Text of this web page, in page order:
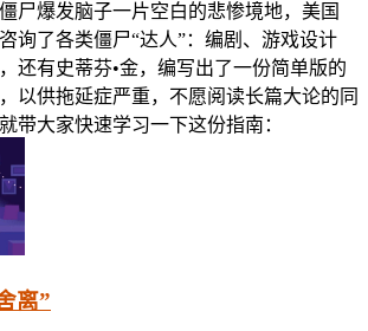
尸爆发脑子一片空白的悲惨境地，美国
询了各类僵尸“达人”：编剧、游戏设计
还有史蒂芬•金，编写出了一份简单版的
以供拖延症严重，不愿阅读长篇大论的同
带大家快速学习一下这份指南：
离”